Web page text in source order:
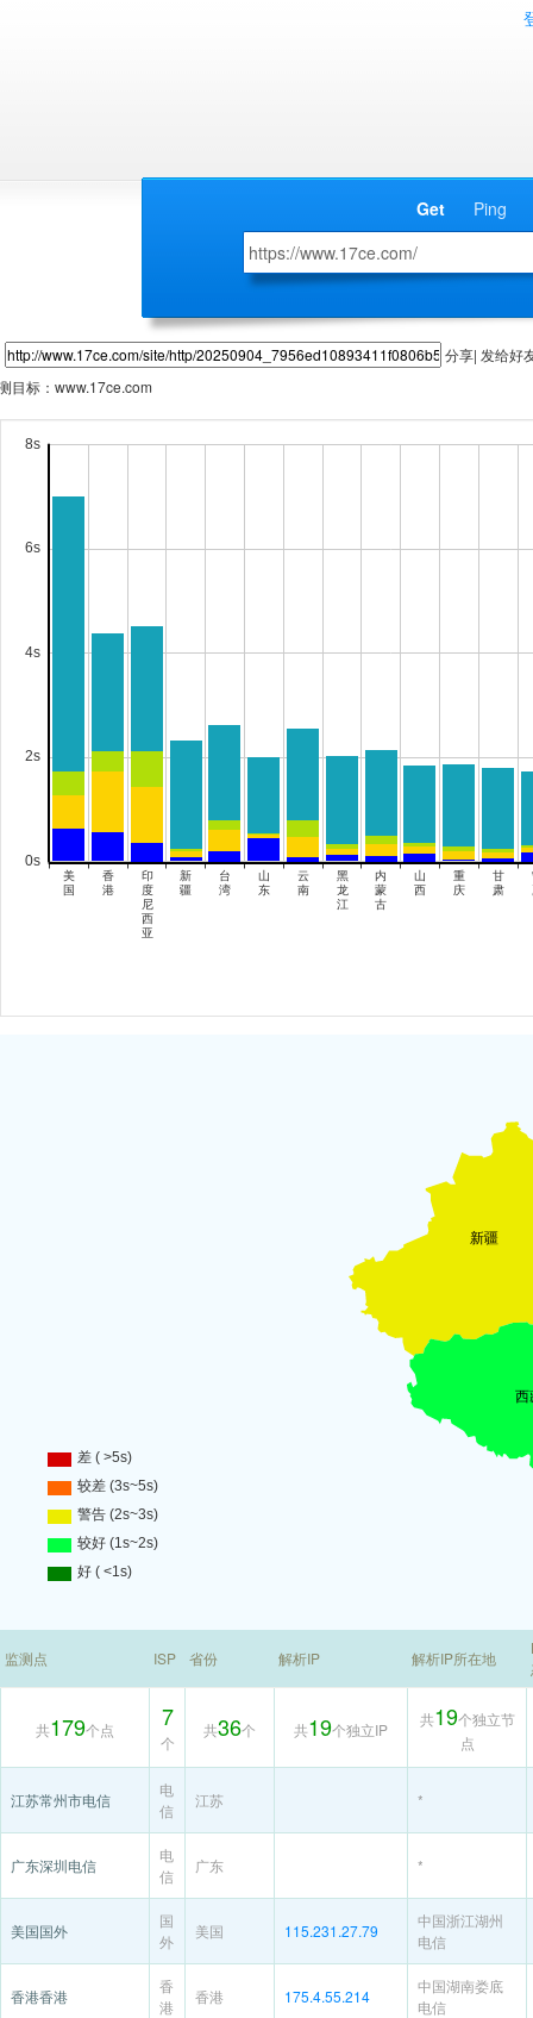
Get Ping
分享| 发给好
目标： www.17ce.com
监测点 ISP 省份 解析IP 解析IP所在地
共179个点 7
个
共36个 共19个独立IP
共19个独立节
点
江苏常州市电信
电
信
江苏 *
广东深圳电信
电
信
广东 *
美国国外
国
外
美国 115.231.27.79
中国浙江湖州
电信
香港香港
香
港
香港 175.4.55.214
中国湖南娄底
电信